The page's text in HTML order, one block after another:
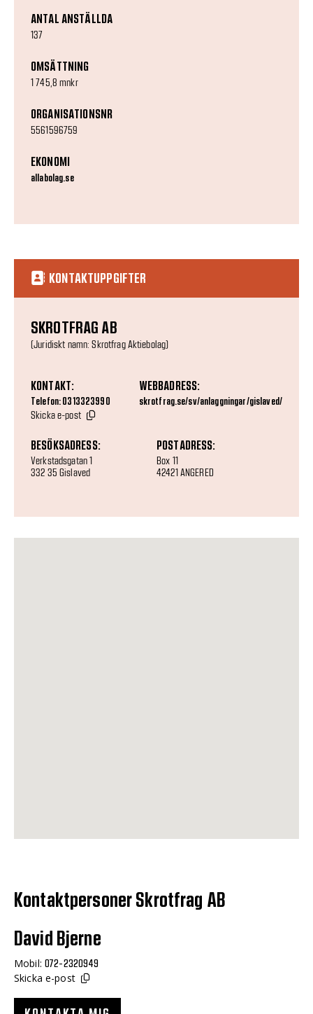
ANTAL ANSTÄLLDA
137
OMSÄTTNING
1 745,8 mnkr
ORGANISATIONSNR
5561596759
EKONOMI
allabolag.se
KONTAKTUPPGIFTER
SKROTFRAG AB
(Juridiskt namn: Skrotfrag Aktiebolag)
KONTAKT:
Telefon: 0313323990
Skicka e-post
WEBBADRESS:
skrotfrag.se/sv/anlaggningar/gislaved/
BESÖKSADRESS:
Verkstadsgatan 1
332 35 Gislaved
POSTADRESS:
Box 11
42421 ANGERED
Kontaktpersoner Skrotfrag AB
David Bjerne
Mobil: 072-2320949
Skicka e-post